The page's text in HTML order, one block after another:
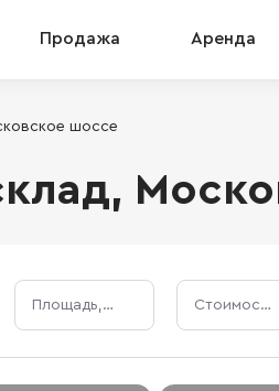
Продажа Аренда
шоссе
Площадь, м² Стоимость, ₽